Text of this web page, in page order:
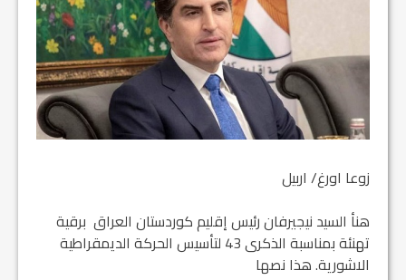
زوعا اورغ/ اربيل
هنأ السيد نيجيرفان رئيس إقليم كوردستان العراق برقية
تهنئة بمناسبة الذكرى 43 لتأسيس الحركة الديمقراطية
الاشورية. هذا نصها